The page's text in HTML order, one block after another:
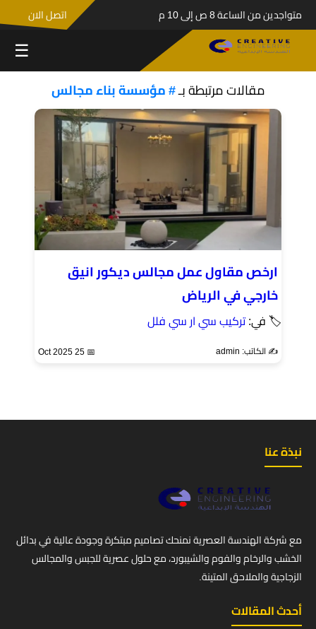
متواجدين من الساعة 8 ص إلى 10 م اتصل الان
☰
مقالات مرتبطة بـ# مؤسسة بناء مجالس
ارخص مقاول عمل مجالس ديكور انيق
خارجي في الرياض
🏷 في:تركيب سي ار سي فلل
✍️ الكاتب: admin 📅 25 Oct 2025
نبذة عنا
مع شركة الهندسة العصرية نمنحك تصاميم مبتكرة وجودة عالية في بدائل
الخشب والرخام والفوم والشيبورد، مع حلول عصرية للجبس والمجالس
الزجاجية والملاحق المتينة.
أحدث المقالات